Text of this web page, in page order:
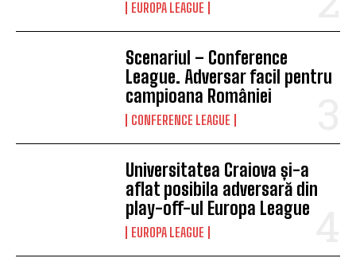
EUROPA LEAGUE
Scenariul – Conference
League. Adversar facil pentru
campioana României
CONFERENCE LEAGUE
Universitatea Craiova și-a
aflat posibila adversară din
play-off-ul Europa League
EUROPA LEAGUE